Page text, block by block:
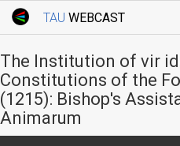
TAU WEBCAST
Webcast: Courses
Tel Aviv University
Events
Live Webcast
The Institution of vir
Constitutions of the
(1215): Bishop's
Animarum